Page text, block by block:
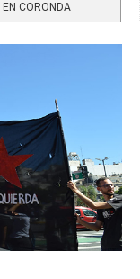
CORONDA